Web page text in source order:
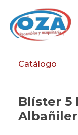
Catálogo
Blíster 5